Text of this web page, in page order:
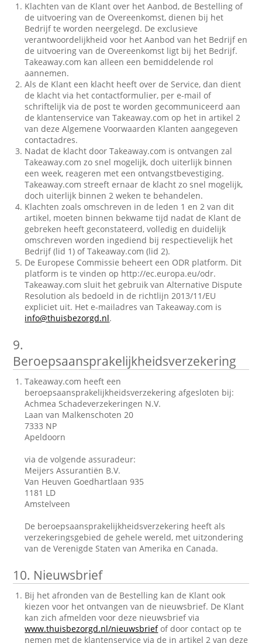
Klachten van de Klant over het Aanbod, de Bestelling of
de uitvoering van de Overeenkomst, dienen bij het
Bedrijf te worden neergelegd. De exclusieve
verantwoordelijkheid voor het Aanbod van het Bedrijf en
de uitvoering van de Overeenkomst ligt bij het Bedrijf.
Takeaway.com kan alleen een bemiddelende rol
aannemen.
Als de Klant een klacht heeft over de Service, dan dient
de klacht via het contactformulier, per e-mail of
schriftelijk via de post te worden gecommuniceerd aan
de klantenservice van Takeaway.com op het in artikel 2
van deze Algemene Voorwaarden Klanten aangegeven
contactadres.
Nadat de klacht door Takeaway.com is ontvangen zal
Takeaway.com zo snel mogelijk, doch uiterlijk binnen
een week, reageren met een ontvangstbevestiging.
Takeaway.com streeft ernaar de klacht zo snel mogelijk,
doch uiterlijk binnen 2 weken te behandelen.
Klachten zoals omschreven in de leden 1 en 2 van dit
artikel, moeten binnen bekwame tijd nadat de Klant de
gebreken heeft geconstateerd, volledig en duidelijk
omschreven worden ingediend bij respectievelijk het
Bedrijf (lid 1) of Takeaway.com (lid 2).
De Europese Commissie beheert een ODR platform. Dit
platform is te vinden op http://ec.europa.eu/odr.
Takeaway.com sluit het gebruik van Alternative Dispute
Resolution als bedoeld in de richtlijn 2013/11/EU
expliciet uit. Het e-mailadres van Takeaway.com is
info@thuisbezorgd.nl.
9.
Beroepsaansprakelijkheidsverzekering
Takeaway.com heeft een
beroepsaansprakelijkheidsverzekering afgesloten bij:
Achmea Schadeverzekeringen N.V.
Laan van Malkenschoten 20
7333 NP
Apeldoorn
via de volgende assuradeur:
Meijers Assurantiën B.V.
Van Heuven Goedhartlaan 935
1181 LD
Amstelveen
De beroepsaansprakelijkheidsverzekering heeft als
verzekeringsgebied de gehele wereld, met uitzondering
van de Verenigde Staten van Amerika en Canada.
10. Nieuwsbrief
Bij het afronden van de Bestelling kan de Klant ook
kiezen voor het ontvangen van de nieuwsbrief. De Klant
kan zich afmelden voor deze nieuwsbrief via
www.thuisbezorgd.nl/nieuwsbriefof door contact op te
nemen met de klantenservice via de in artikel 2 van deze